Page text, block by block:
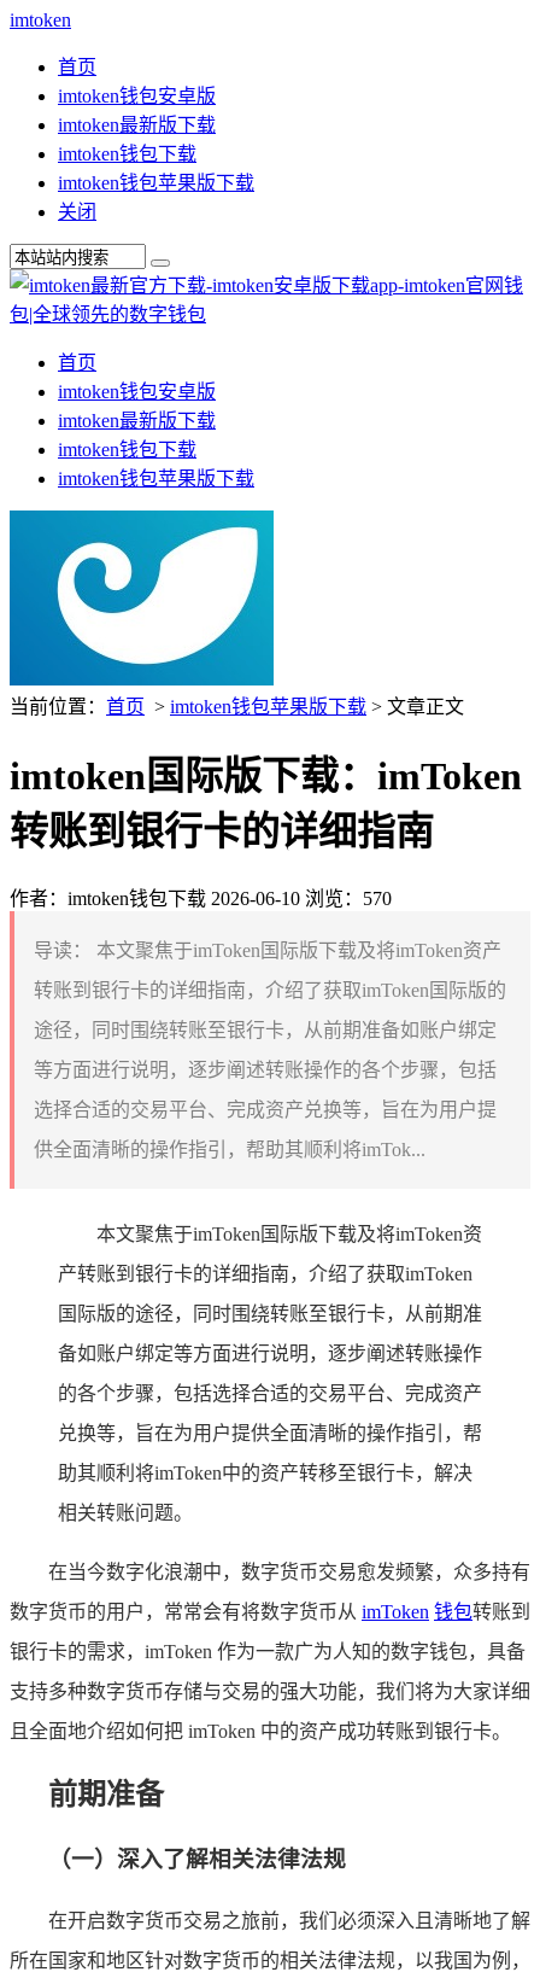
imtoken
首页
imtoken钱包安卓版
imtoken最新版下载
imtoken钱包下载
imtoken钱包苹果版下载
关闭
首页
imtoken钱包安卓版
imtoken最新版下载
imtoken钱包下载
imtoken钱包苹果版下载
当前位置： 首页 > imtoken钱包苹果版下载 > 文章正文
imtoken国际版下载：imToken
转账到银行卡的详细指南
作者：imtoken钱包下载 2026-06-10 浏览：570
导读：
本文聚焦于imToken国际版下载及将imToken资产
转账到银行卡的详细指南，介绍了获取imToken国际版的
途径，同时围绕转账至银行卡，从前期准备如账户绑定
等方面进行说明，逐步阐述转账操作的各个步骤，包括
选择合适的交易平台、完成资产兑换等，旨在为用户提
供全面清晰的操作指引，帮助其顺利将imTok...
本文聚焦于imToken国际版下载及将imToken资
产转账到银行卡的详细指南，介绍了获取imToken
国际版的途径，同时围绕转账至银行卡，从前期准
备如账户绑定等方面进行说明，逐步阐述转账操作
的各个步骤，包括选择合适的交易平台、完成资产
兑换等，旨在为用户提供全面清晰的操作指引，帮
助其顺利将imToken中的资产转移至银行卡，解决
相关转账问题。
在当今数字化浪潮中，数字货币交易愈发频繁，众多持有
数字货币的用户，常常会有将数字货币从 imToken 钱包转账到
银行卡的需求，imToken 作为一款广为人知的数字钱包，具备
支持多种数字货币存储与交易的强大功能，我们将为大家详细
且全面地介绍如何把 imToken 中的资产成功转账到银行卡。
前期准备
（一）深入了解相关法律法规
在开启数字货币交易之旅前，我们必须深入且清晰地了解
所在国家和地区针对数字货币的相关法律法规，以我国为例，